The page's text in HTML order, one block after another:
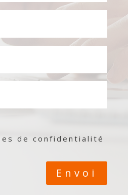
de confidentialité
Envoi